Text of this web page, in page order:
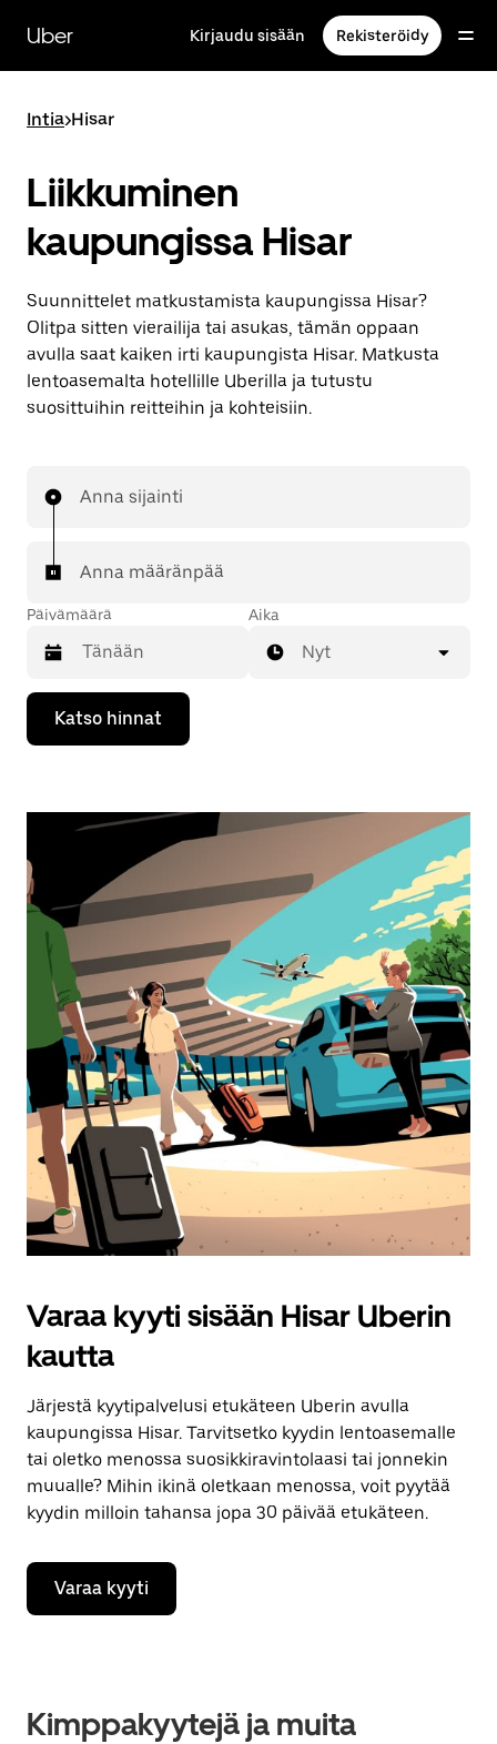
siirry
pääsisältöön
Uber Kirjaudu sisään Rekisteröidy
Intia>Hisar
Liikkuminen
kaupungissa Hisar
Suunnittelet matkustamista kaupungissa Hisar?
Olitpa sitten vierailija tai asukas, tämän oppaan
avulla saat kaiken irti kaupungista Hisar. Matkusta
lentoasemalta hotellille Uberilla ja tutustu
suosittuihin reitteihin ja kohteisiin.
Anna sijainti
Anna määränpää
Päivämäärä
Valitse
päivämäärä
kalenterissa
Esc-
painikkeella.
Aika
Nyt
Katso hinnat
Varaa kyyti sisään Hisar Uberin
kautta
Järjestä kyytipalvelusi etukäteen Uberin avulla
kaupungissa Hisar. Tarvitsetko kyydin lentoasemalle
tai oletko menossa suosikkiravintolaasi tai jonnekin
muualle? Mihin ikinä oletkaan menossa, voit pyytää
kyydin milloin tahansa jopa 30 päivää etukäteen.
Varaa kyyti
Kimppakyytejä ja muita